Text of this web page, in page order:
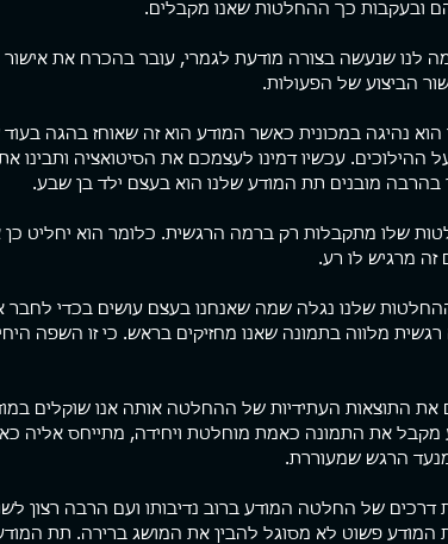
ובעקבות כך ההחלטות שאנו מקבלים.
לנו שנעשה בצורה מודעת לגמרי, עובר בהכרח את
הביצוע של הפעולות.
הוא נהיגה במכונית כאשר המודע הוא זה שאוחז בהגה
ההילוכים. עכשיו דמינו לעצמכם את הסיטואציה ותבינו
בהרבה מובנים תת המודע שלנו הוא בעצם ילד בן שבע.
שלו מתקבלות רק ברמה הרגשית. כלומר הוא יחליט כן
זה מרגיש לו רע.
שלנו נגלה שמה שאנחנו בעצם עושים בכדי
רגשית מלווה בתמונה שאנו מחזיקים בראש. כי זו השפה
את התוצאות העתידיות של ההחלטה אותה אנו שוקלים
מקבל את התמונה כאמת מוחלטת ויחידה, מתייחס אליה
הרגש שמעוררת.
של החלטה המודע ברוב נדיבותו ועם הרבה רצון
פשוט לא מסוגל להבין את המושג ברירה. תת המודע
כלים
השבוע מתאמן שלי למפגש חיזוק
מה לעשות, אני קרציה. לא נותן
שלי ליפול. אחד העקרונות הכי
שלי באימון הוא שמעבר...
כולם רוצים פוסטים קצרים. עזבו
מהירה של עמוד הפייסבוק שלי...